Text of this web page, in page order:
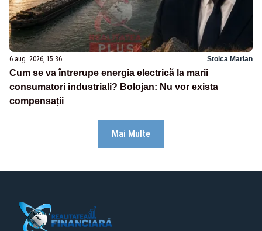
6 aug. 2026, 15:36 Stoica Marian
Cum se va întrerupe energia electrică la marii
consumatori industriali? Bolojan: Nu vor exista
compensații
Mai Multe